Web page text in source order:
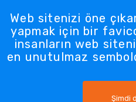
Web sitenizi öne
yapmak için bir
insanların web
en unutulmaz
Şimdi